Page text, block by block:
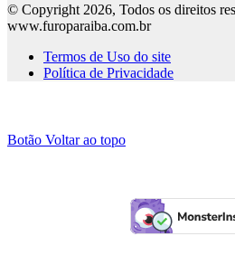
© Copyright 2026, Todos os direitos
www.furoparaiba.com.br
Termos de Uso do site
Política de Privacidade
Botão Voltar ao topo